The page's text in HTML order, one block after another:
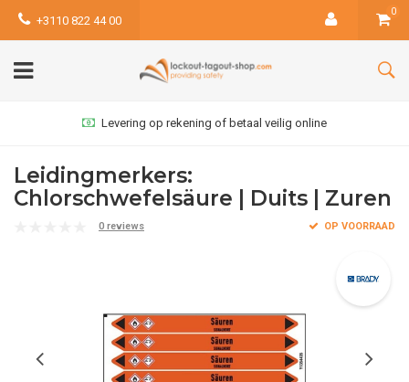
+3110 822 44 00
0
Levering op rekening of betaal veilig online
Leidingmerkers:
Chlorschwefelsäure | Duits | Zuren
0 reviews OP VOORRAAD